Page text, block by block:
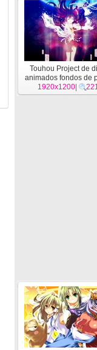
Touhou Project de
animados fondos de
de alta definición
1920x1200